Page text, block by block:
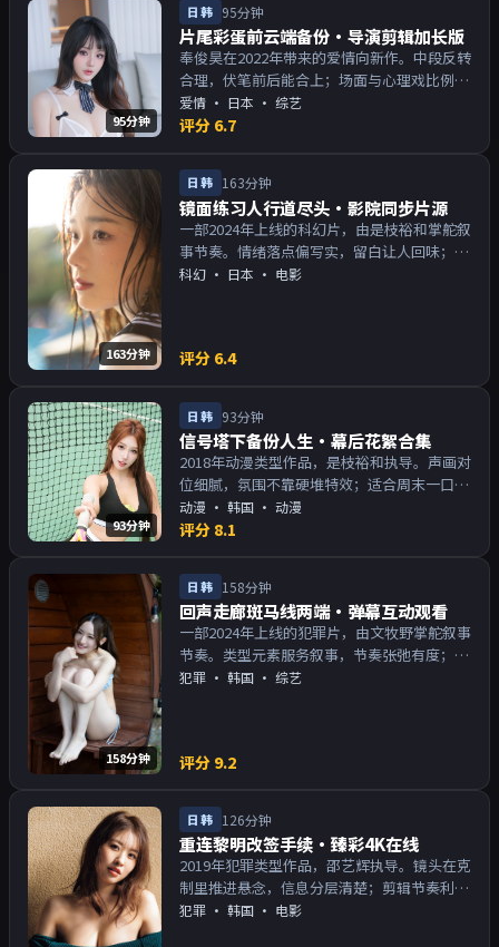
95分钟
日韩 95分钟
片尾彩蛋前云端备份·导演剪辑加长版
奉俊昊在2022年带来的爱情向新作。中段反转
合理，伏笔前后能合上；场面与心理戏比例得
当。主演以演技派为主，适合喜欢强叙事与人
物关系的观众加入片单。
爱情 · 日本 · 综艺
评分 6.7
163分钟
日韩 163分钟
镜面练习人行道尽头·影院同步片源
一部2024年上线的科幻片，由是枝裕和掌舵叙
事节奏。情绪落点偏写实，留白让人回味；片
尾余韵足，讨论空间大。主演以演技派为主，
科幻 · 日本 · 电影
评分 6.4
93分钟
日韩 93分钟
信号塔下备份人生·幕后花絮合集
2018年动漫类型作品，是枝裕和执导。声画对
位细腻，氛围不靠硬堆特效；适合周末一口气
追完。主演以演技派为主，适合喜欢强叙事与
人物关系的观众加入片单。
动漫 · 韩国 · 动漫
评分 8.1
158分钟
日韩 158分钟
回声走廊斑马线两端·弹幕互动观看
一部2024年上线的犯罪片，由文牧野掌舵叙事
节奏。类型元素服务叙事，节奏张弛有度；对
白密度高，留意潜台词。主演以演技派为主，
犯罪 · 韩国 · 综艺
评分 9.2
日韩 126分钟
重连黎明改签手续·臻彩4K在线
2019年犯罪类型作品，邵艺辉执导。镜头在克
制里推进悬念，信息分层清楚；剪辑节奏利
落，观感顺滑。主演以演技派为主，适合喜欢
犯罪 · 韩国 · 电影